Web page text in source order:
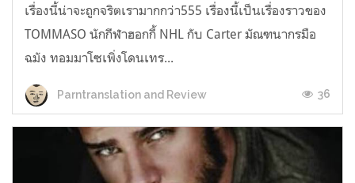
เรื่องนี้น่าจะถูกจริตเรามากกว่า555 เรื่องนี้เป็นเรื่องราวของ
TOMMASO นักกีฬาฮอกกี้ NHL กับ Carter มัณฑนากรมือ
ฉมัง ทอมมาโซเพิ่งโดนเทร...
Parntranslation and Review 36